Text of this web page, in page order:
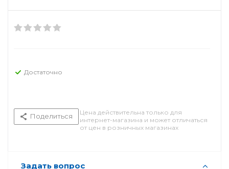
Достаточно
Поделиться
Цена действительна только для
интернет-магазина и может отличаться
от цен в розничных магазинах
Задать вопрос